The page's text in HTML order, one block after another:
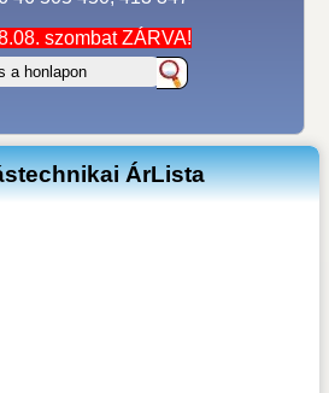
szombat ZÁRVA!
ÁrLista